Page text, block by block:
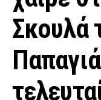
Σκουλά